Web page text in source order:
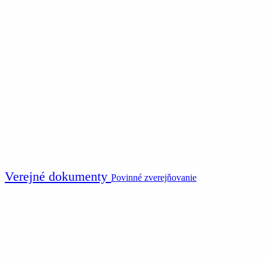
Verejné dokumenty Povinné zverejňovanie